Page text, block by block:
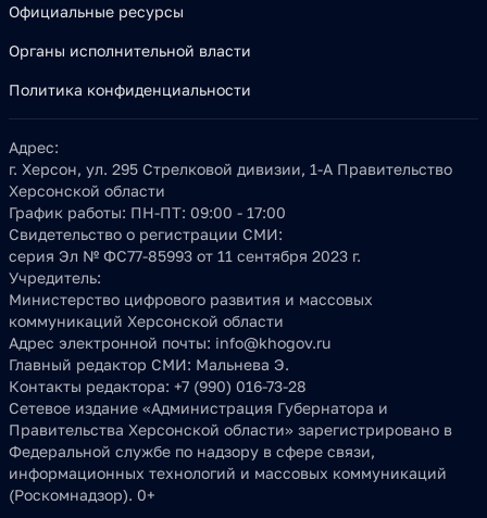
Официальные ресурсы
Органы исполнительной власти
Политика конфиденциальности
Адрес:
г. Херсон, ул. 295 Стрелковой дивизии, 1-А Правительство
Херсонской области
График работы: ПН-ПТ: 09:00 - 17:00
Свидетельство о регистрации СМИ:
серия Эл № ФС77-85993 от 11 сентября 2023 г.
Учредитель:
Министерство цифрового развития и массовых
коммуникаций Херсонской области
Адрес электронной почты: info@khogov.ru
Главный редактор СМИ: Мальнева Э.
Контакты редактора: +7 (990) 016-73-28
Сетевое издание «Администрация Губернатора и
Правительства Херсонской области» зарегистрировано в
Федеральной службе по надзору в сфере связи,
информационных технологий и массовых коммуникаций
(Роскомнадзор). 0+